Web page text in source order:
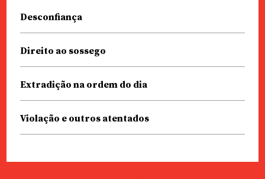
Desconfiança
Direito ao sossego
Extradição na ordem do dia
Violação e outros atentados